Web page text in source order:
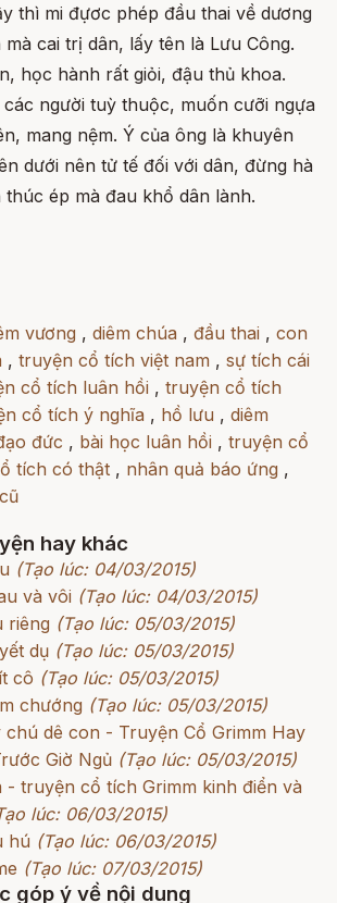
thì mi đựơc phép đầu thai về dương
cai trị dân, lấy tên là Lưu Công.
học hành rất giỏi, đậu thủ khoa.
người tuỳ thuộc, muốn cưỡi ngựa
mang nệm. Ý của ông là khuyên
dưới nên tử tế đối với dân, đừng hà
thúc ép mà đau khổ dân lành.
vương , diêm chúa , đầu thai , con
, truyện cổ tích việt nam , sự tích cái
cổ tích luân hồi , truyện cổ tích
cổ tích ý nghĩa , hồ lưu , diêm
đức , bài học luân hồi , truyện cổ
tích có thật , nhân quả báo ứng ,
hay khác
(Tạo lúc: 04/03/2015)
và vôi (Tạo lúc: 04/03/2015)
riêng (Tạo lúc: 05/03/2015)
dụ (Tạo lúc: 05/03/2015)
cô (Tạo lúc: 05/03/2015)
chướng (Tạo lúc: 05/03/2015)
chú dê con - Truyện Cổ Grimm Hay
Giờ Ngủ (Tạo lúc: 05/03/2015)
- truyện cổ tích Grimm kinh điển và
lúc: 06/03/2015)
hú (Tạo lúc: 06/03/2015)
(Tạo lúc: 07/03/2015)
góp ý về nội dung